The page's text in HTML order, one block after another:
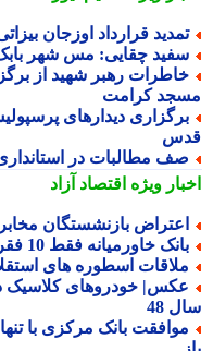
قرارداد اوزجان بیزاتی
چقایی: مس شهر بابک
رهبر شهید از
کرامت
دیدارهای
مطالبات در استانداری
ویژهاقتصاد آزاد
بازنشستگان
خاورمیانه فقط 10 فقره وام فرزندآوری داده است
اسطوره های
خودروهای کلاسیک در
48
بانک مرکزی با تنها یک